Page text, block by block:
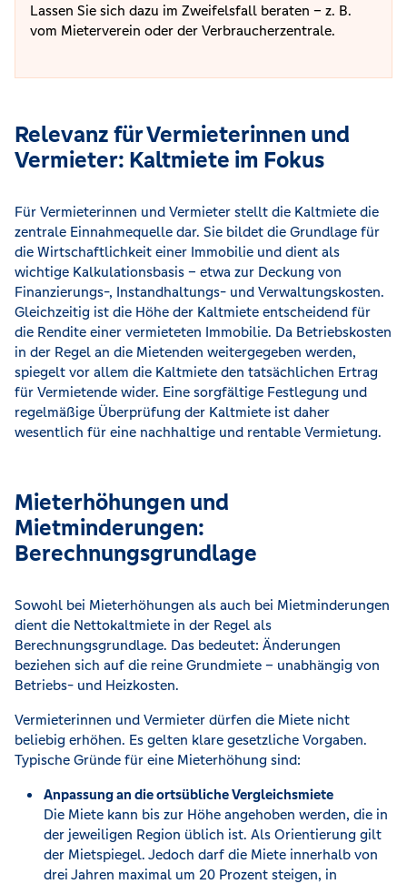
Lassen Sie sich dazu im Zweifelsfall beraten – z. B.
vom Mieterverein oder der Verbraucherzentrale.
Relevanz für Vermieterinnen und
Vermieter: Kaltmiete im Fokus
Für Vermieterinnen und Vermieter stellt die Kaltmiete die
zentrale Einnahmequelle dar. Sie bildet die Grundlage für
die Wirtschaftlichkeit einer Immobilie und dient als
wichtige Kalkulationsbasis – etwa zur Deckung von
Finanzierungs-, Instandhaltungs- und Verwaltungskosten.
Gleichzeitig ist die Höhe der Kaltmiete entscheidend für
die Rendite einer vermieteten Immobilie. Da Betriebskosten
in der Regel an die Mietenden weitergegeben werden,
spiegelt vor allem die Kaltmiete den tatsächlichen Ertrag
für Vermietende wider. Eine sorgfältige Festlegung und
regelmäßige Überprüfung der Kaltmiete ist daher
wesentlich für eine nachhaltige und rentable Vermietung.
Mieterhöhungen und
Mietminderungen:
Berechnungsgrundlage
Sowohl bei Mieterhöhungen als auch bei Mietminderungen
dient die Nettokaltmiete in der Regel als
Berechnungsgrundlage. Das bedeutet: Änderungen
beziehen sich auf die reine Grundmiete – unabhängig von
Betriebs- und Heizkosten.
Vermieterinnen und Vermieter dürfen die Miete nicht
beliebig erhöhen. Es gelten klare gesetzliche Vorgaben.
Typische Gründe für eine Mieterhöhung sind:
Anpassung an die ortsübliche Vergleichsmiete
Die Miete kann bis zur Höhe angehoben werden, die in
der jeweiligen Region üblich ist. Als Orientierung gilt
der Mietspiegel. Jedoch darf die Miete innerhalb von
drei Jahren maximal um 20 Prozent steigen, in